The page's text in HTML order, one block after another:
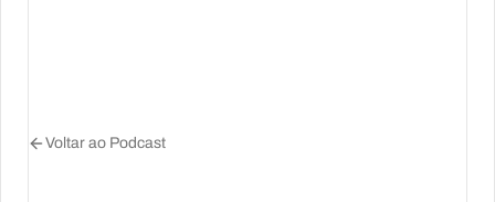
Voltar ao Podcast